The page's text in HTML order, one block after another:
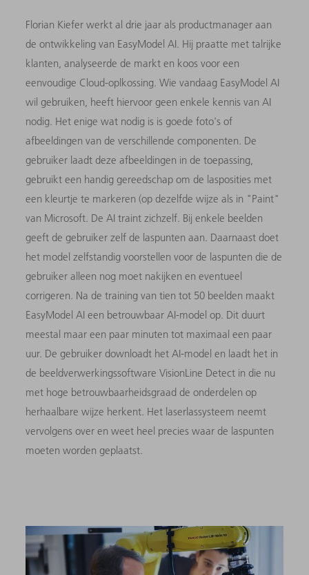
Florian Kiefer werkt al drie jaar als productmanager aan
de ontwikkeling van EasyModel AI. Hij praatte met talrijke
klanten, analyseerde de markt en koos voor een
eenvoudige Cloud-oplkossing. Wie vandaag EasyModel AI
wil gebruiken, heeft hiervoor geen enkele kennis van AI
nodig. Het enige wat nodig is is goede foto's of
afbeeldingen van de verschillende componenten. De
gebruiker laadt deze afbeeldingen in de toepassing,
gebruikt een handig gereedschap om de lasposities met
een kleurtje te markeren (op dezelfde wijze als in "Paint"
van Microsoft. De AI traint zichzelf. Bij enkele beelden
geeft de gebruiker zelf de laspunten aan. Daarnaast doet
het model zelfstandig voorstellen voor de laspunten die de
gebruiker alleen nog moet nakijken en eventueel
corrigeren. Na de training van tien tot 50 beelden maakt
EasyModel AI een betrouwbaar AI-model op. Dit duurt
meestal maar een paar minuten tot maximaal een paar
uur. De gebruiker downloadt het AI-model en laadt het in
de beeldverwerkingssoftware VisionLine Detect in die nu
met hoge betrouwbaarheidsgraad de onderdelen op
herhaalbare wijze herkent. Het laserlassysteem neemt
vervolgens over en weet heel precies waar de laspunten
moeten worden geplaatst.